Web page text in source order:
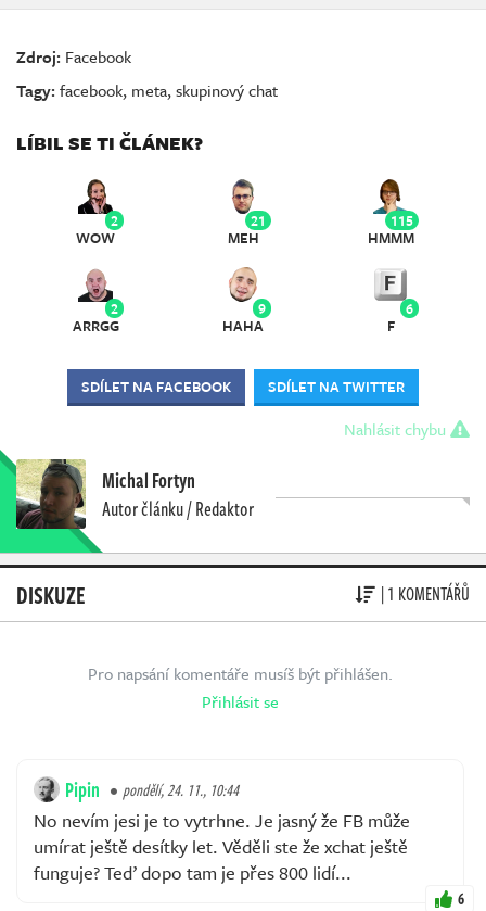
Zdroj: Facebook
Tagy:facebook, meta,skupinový chat
LÍBIL SE TI ČLÁNEK?
2
WOW
21
MEH
115
HMMM
2
ARRGG
9
HAHA
6
F
SDÍLET NA FACEBOOK SDÍLET NA TWITTER
Nahlásit chybu
Michal Fortyn
Autor článku / Redaktor
DISKUZE | 1 KOMENTÁŘŮ
Pro napsání komentáře musíš být přihlášen.
Přihlásit se
Pipin pondělí, 24. 11., 10:44
No nevím jesi je to vytrhne. Je jasný že FB může
umírat ještě desítky let. Věděli ste že xchat ještě
funguje? Teď dopo tam je přes 800 lidí...
6